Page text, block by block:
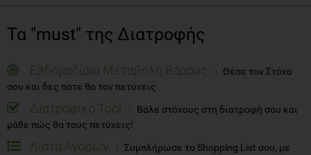
Τα "must" της Διατροφής
Εβδομαδίαια Μεταβολή Βάρους
Θέσε τον Στόχο
σου και δες πότε θα τον πετύχεις
Διατροφικό Tool
Βάλε στόχους στη διατροφή σου και
μάθε πώς θα τους πετύχεις!
Λίστα Αγορών
Συμπλήρωσε το Shopping List σου, με